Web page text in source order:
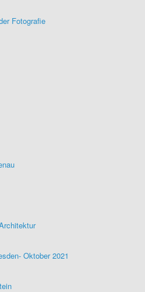
Fotografie
Oktober 2021